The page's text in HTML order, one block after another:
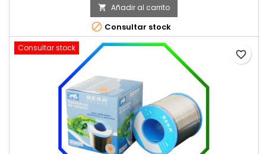
 Añadir al carrito
 Consultar stock
Consultar stock
favorite_border